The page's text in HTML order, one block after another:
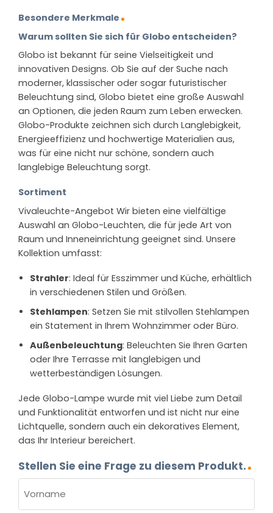
Besondere Merkmale
Warum sollten Sie sich für Globo entscheiden?
Globo ist bekannt für seine Vielseitigkeit und
innovativen Designs. Ob Sie auf der Suche nach
moderner, klassischer oder sogar futuristischer
Beleuchtung sind, Globo bietet eine große Auswahl
an Optionen, die jeden Raum zum Leben erwecken.
Globo-Produkte zeichnen sich durch Langlebigkeit,
Energieeffizienz und hochwertige Materialien aus,
was für eine nicht nur schöne, sondern auch
langlebige Beleuchtung sorgt.
Sortiment
Vivaleuchte-Angebot Wir bieten eine vielfältige
Auswahl an Globo-Leuchten, die für jede Art von
Raum und Inneneinrichtung geeignet sind. Unsere
Kollektion umfasst:
Strahler: Ideal für Esszimmer und Küche, erhältlich
in verschiedenen Stilen und Größen.
Stehlampen: Setzen Sie mit stilvollen Stehlampen
ein Statement in Ihrem Wohnzimmer oder Büro.
Außenbeleuchtung: Beleuchten Sie Ihren Garten
oder Ihre Terrasse mit langlebigen und
wetterbeständigen Lösungen.
Jede Globo-Lampe wurde mit viel Liebe zum Detail
und Funktionalität entworfen und ist nicht nur eine
Lichtquelle, sondern auch ein dekoratives Element,
das Ihr Interieur bereichert.
Stellen Sie eine Frage zu diesem Produkt.
(ERFORDERLICH)